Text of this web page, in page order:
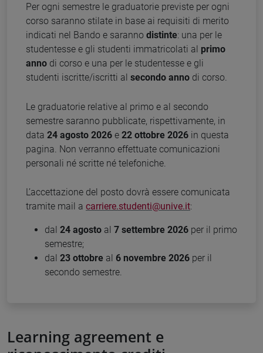
Per ogni semestre le graduatorie previste per ogni
corso saranno stilate in base ai requisiti di merito
indicati nel Bando e saranno distinte: una per le
studentesse e gli studenti immatricolati al primo
anno di corso e una per le studentesse e gli
studenti iscritte/iscritti al secondo anno di corso.
Le graduatorie relative al primo e al secondo
semestre saranno pubblicate, rispettivamente, in
data 24 agosto 2026 e 22 ottobre 2026 in questa
pagina. Non verranno effettuate comunicazioni
personali né scritte né telefoniche.
L’accettazione del posto dovrà essere comunicata
tramite mail a carriere.studenti@unive.it:
dal 24 agosto al 7 settembre 2026 per il primo
semestre;
dal 23 ottobre al 6 novembre 2026 per il
secondo semestre.
Learning agreement e